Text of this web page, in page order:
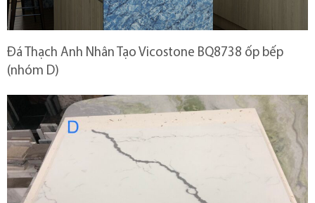
Đá Thạch Anh Nhân Tạo Vicostone BQ8738 ốp bếp
(nhóm D)